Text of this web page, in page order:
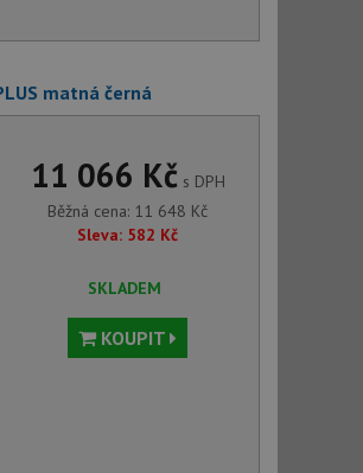
matná černá
11 066 Kčs DPH
Běžná cena: 11 648 Kč
Sleva: 582 Kč
SKLADEM
KOUPIT